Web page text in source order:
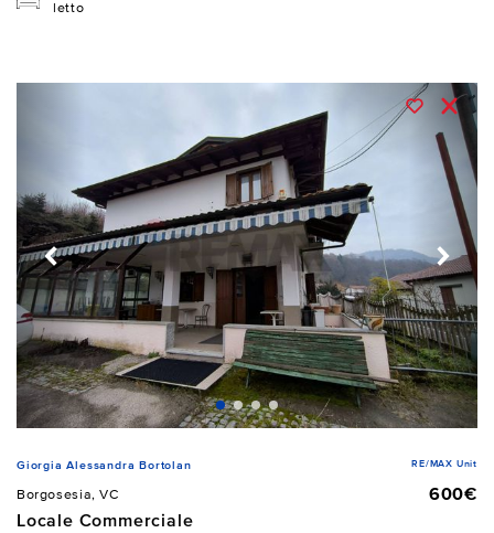
letto
Giorgia Alessandra Bortolan RE/MAX Unit
Borgosesia, VC
600€
Locale Commerciale